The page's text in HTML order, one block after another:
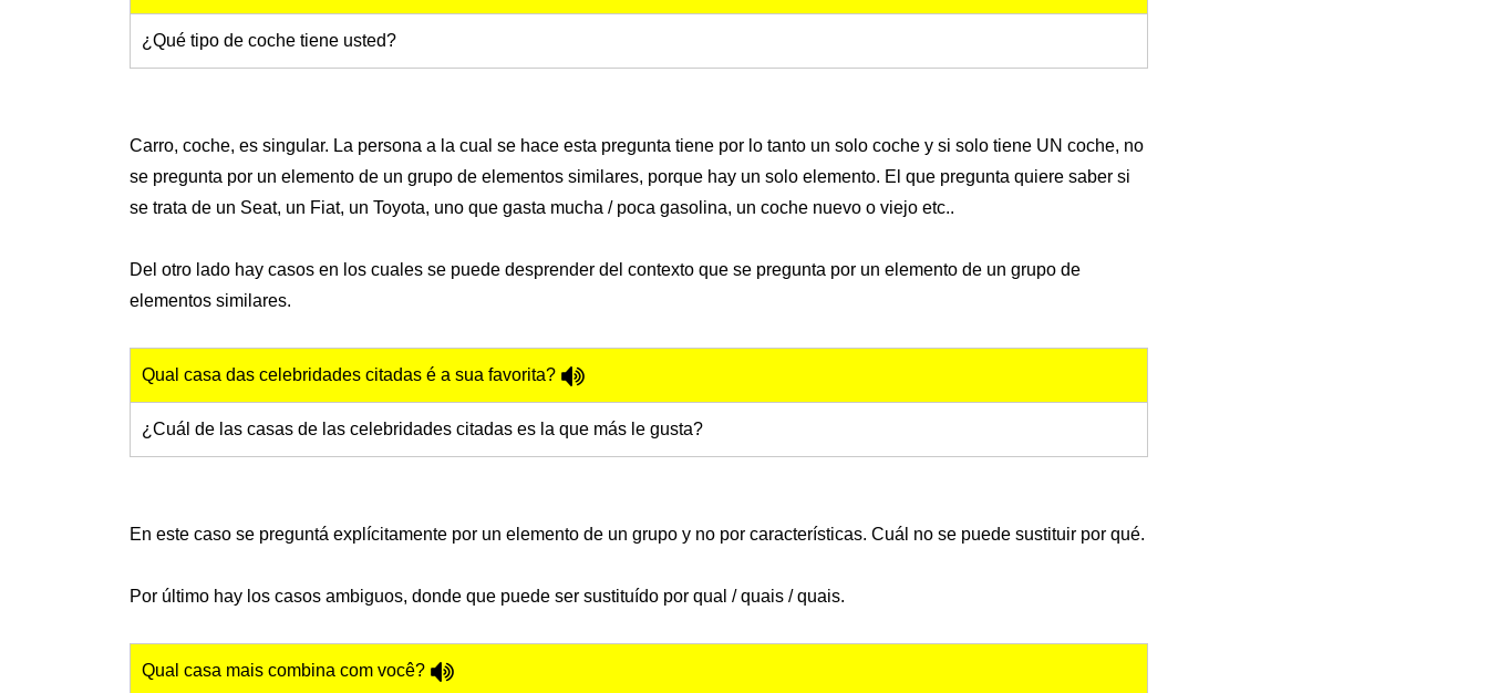
¿Qué tipo de coche tiene usted?
Carro, coche, es singular. La persona a la cual se hace esta pregunta tiene por lo tanto un solo coche y si solo tiene UN coche, no
se pregunta por un elemento de un grupo de elementos similares, porque hay un solo elemento. El que pregunta quiere saber si
se trata de un Seat, un Fiat, un Toyota, uno que gasta mucha / poca gasolina, un coche nuevo o viejo etc..
Del otro lado hay casos en los cuales se puede desprender del contexto que se pregunta por un elemento de un grupo de
elementos similares.
Qual casa das celebridades citadas é a sua favorita?
¿Cuál de las casas de las celebridades citadas es la que más le gusta?
En este caso se preguntá explícitamente por un elemento de un grupo y no por características. Cuál no se puede sustituir por qué.
Por último hay los casos ambiguos, donde que puede ser sustituído por qual / quais / quais.
Qual casa mais combina com você?